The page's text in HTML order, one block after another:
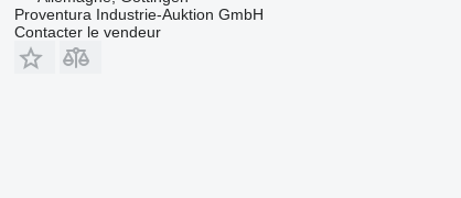
Proventura Industrie-Auktion GmbH
Contacter le vendeur